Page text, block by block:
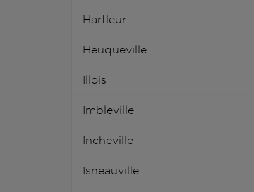
Harfleur
Heuqueville
Illois
Imbleville
Incheville
Isneauville